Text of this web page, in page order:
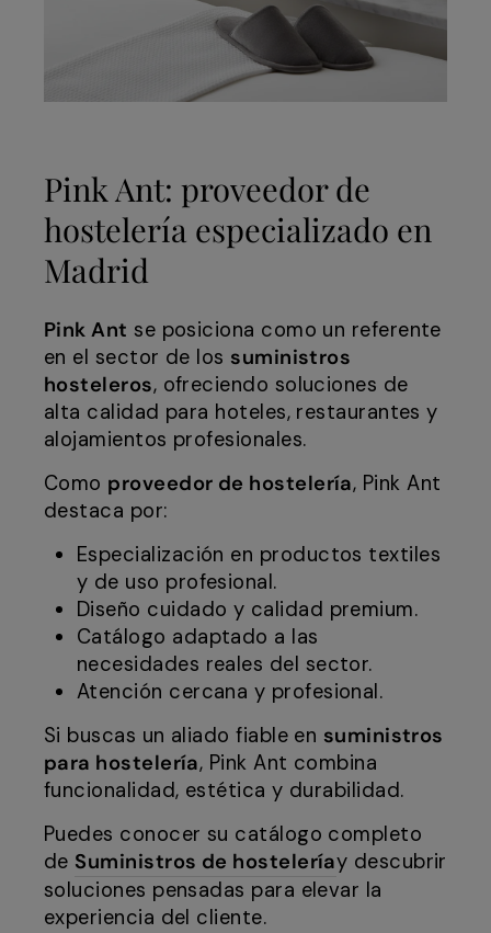
Pink Ant: proveedor de
hostelería especializado en
Madrid
Pink Ant se posiciona como un referente
en el sector de los suministros
hosteleros, ofreciendo soluciones de
alta calidad para hoteles, restaurantes y
alojamientos profesionales.
Como proveedor de hostelería, Pink Ant
destaca por:
Especialización en productos textiles
y de uso profesional.
Diseño cuidado y calidad premium.
Catálogo adaptado a las
necesidades reales del sector.
Atención cercana y profesional.
Si buscas un aliado fiable en suministros
para hostelería, Pink Ant combina
funcionalidad, estética y durabilidad.
Puedes conocer su catálogo completo
de Suministros de hosteleríay descubrir
soluciones pensadas para elevar la
experiencia del cliente.